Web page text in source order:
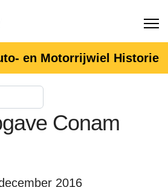
en Motorrijwiel Historie
Conam
2016